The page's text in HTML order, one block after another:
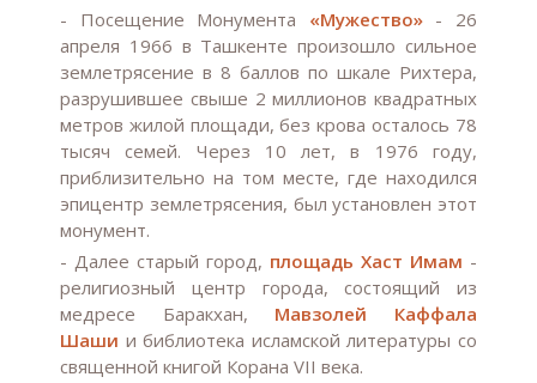
- Посещение Монумента «Мужество»- 26
апреля 1966 в Ташкенте произошло сильное
землетрясение в 8 баллов по шкале Рихтера,
разрушившее свыше 2 миллионов квадратных
метров жилой площади, без крова осталось 78
тысяч семей. Через 10 лет, в 1976 году,
приблизительно на том месте, где находился
эпицентр землетрясения, был установлен этот
монумент.
- Далее старый город, площадь Хаст Имам -
религиозный центр города, состоящий из
медресе Баракхан, Мавзолей Каффала
Шаши и библиотека исламской литературы со
священной книгой Корана VII века.